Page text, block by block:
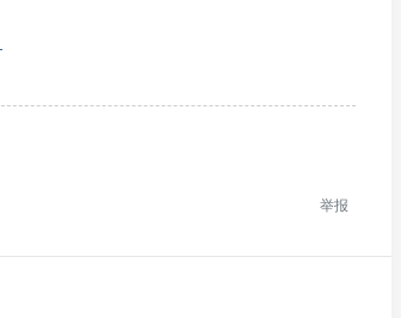
举报